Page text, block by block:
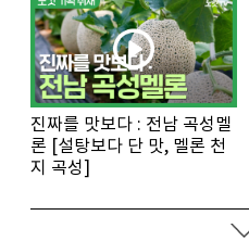
진짜를 맛보다 : 전남 곡성멜
론 [설탕보다 단 맛, 멜론 천
지 곡성]